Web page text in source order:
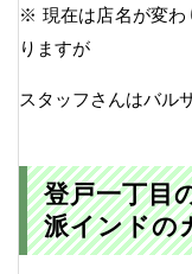
※ 現在は店名が変わ
りますが
スタッフさんはバル
登戸一丁目
派インド